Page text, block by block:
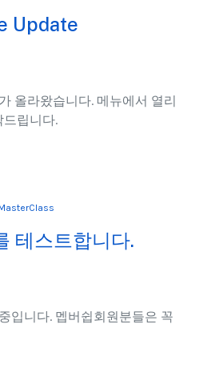
Update
올라왔습니다. 메뉴에서 열리
드립니다.
테스트합니다.
입니다. 멥버쉽회원분들은 꼭